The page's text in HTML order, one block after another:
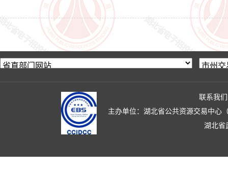
联系我们
主办单位：湖北省公共资源交易中心
湖北省